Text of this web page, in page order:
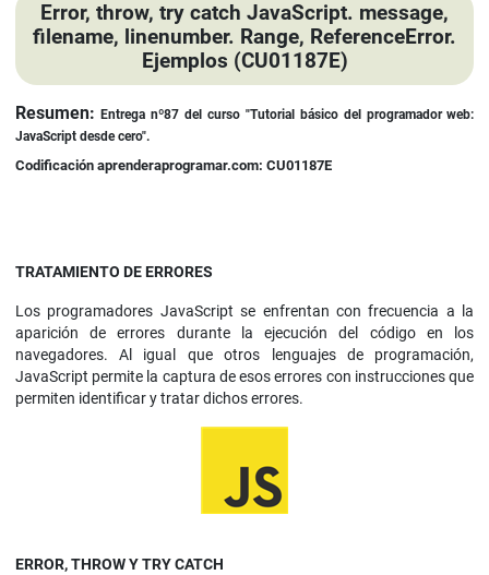
Error, throw, try catch JavaScript. message,
filename, linenumber. Range, ReferenceError.
Ejemplos (CU01187E)
Detalles
Resumen:Entrega nº87 del curso "Tutorial básico del programador web:
JavaScript desde cero".
Codificación aprenderaprogramar.com: CU01187E
TRATAMIENTO DE ERRORES
Los programadores JavaScript se enfrentan con frecuencia a la
aparición de errores durante la ejecución del código en los
navegadores. Al igual que otros lenguajes de programación,
JavaScript permite la captura de esos errores con instrucciones que
permiten identificar y tratar dichos errores.
ERROR, THROW Y TRY CATCH